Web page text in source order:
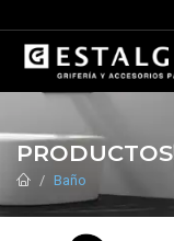
PRODUCTOS
Baño